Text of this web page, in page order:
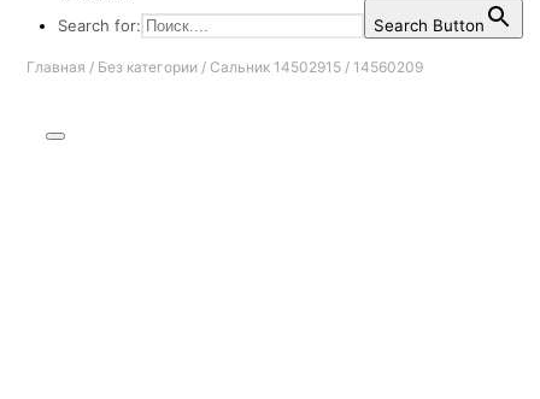
Search for:
Search Button
Главная / Без категории / Сальник 14502915 / 14560209